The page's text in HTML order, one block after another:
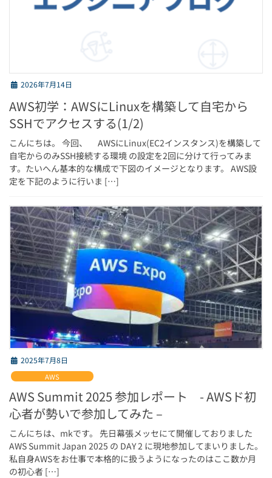
2026年7月14日
AWS初学：AWSにLinuxを構築して自宅から
SSHでアクセスする(1/2)
こんにちは。 今回、 AWSにLinux(EC2インスタンス)を構築して
自宅からのみSSH接続する環境 の設定を2回に分けて行ってみま
す。たいへん基本的な構成で下図のイメージとなります。 AWS設
定を下記のように行いま […]
2025年7月8日
AWS
AWS Summit 2025 参加レポート - AWSド初
心者が勢いで参加してみた –
こんにちは、mkです。 先日幕張メッセにて開催しておりました
AWS Summit Japan 2025 の DAY 2 に現地参加してまいりました。
私自身AWSをお仕事で本格的に扱うようになったのはここ数か月
の初心者 […]